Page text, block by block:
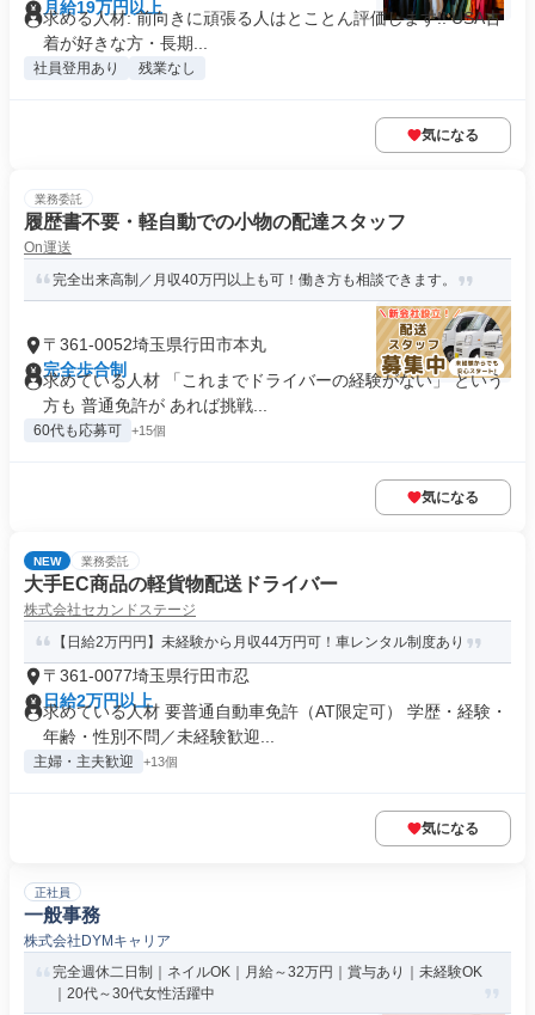
月給19万円以上
求める人材: 前向きに頑張る人はとことん評価します!! USA古
着が好きな方・長期...
社員登用あり 残業なし
気になる
業務委託
履歴書不要・軽自動での小物の配達スタッフ
On運送
完全出来高制／月収40万円以上も可！働き方も相談できます。
〒361-0052埼玉県行田市本丸
完全歩合制
求めている人材 「これまでドライバーの経験がない」 という
方も 普通免許が あれば挑戦...
60代も応募可 +15個
気になる
NEW 業務委託
大手EC商品の軽貨物配送ドライバー
株式会社セカンドステージ
【日給2万円円】未経験から月収44万円可！車レンタル制度あり
〒361-0077埼玉県行田市忍
日給2万円以上
求めている人材 要普通自動車免許（AT限定可） 学歴・経験・
年齢・性別不問／未経験歓迎...
主婦・主夫歓迎 +13個
気になる
正社員
一般事務
株式会社DYMキャリア
完全週休二日制｜ネイルOK｜月給～32万円｜賞与あり｜未経験OK
｜20代～30代女性活躍中